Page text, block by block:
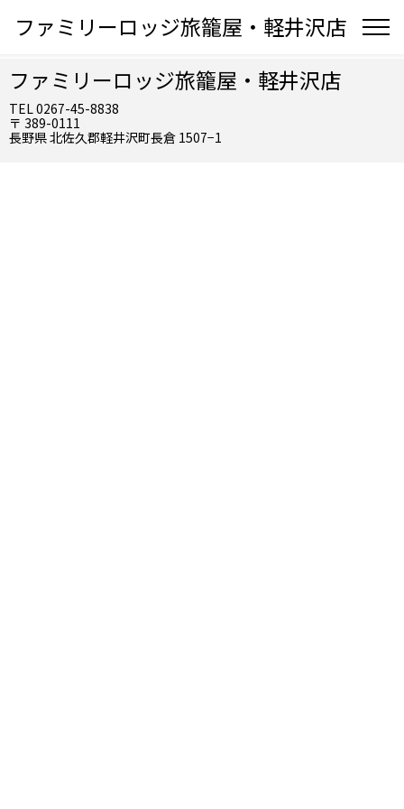
ファミリーロッジ旅籠屋・軽井沢店
ファミリーロッジ旅籠屋・軽井沢店
TEL 0267-45-8838
〒 389-0111
長野県 北佐久郡軽井沢町長倉 1507−1